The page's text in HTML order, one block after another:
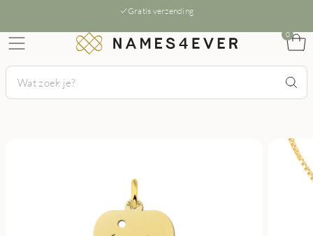
Gratis verzending
0